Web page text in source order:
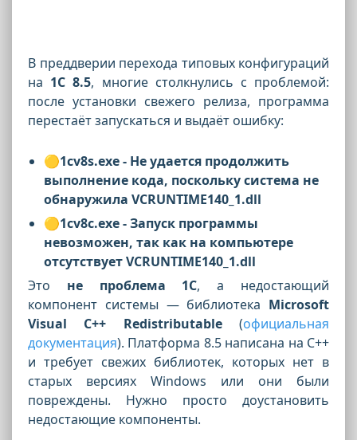
В преддверии перехода типовых конфигураций
на 1С 8.5, многие столкнулись с проблемой:
после установки свежего релиза, программа
перестаёт запускаться и выдаёт ошибку:
🟡1cv8s.exe - Не удается продолжить
выполнение кода, поскольку система не
обнаружила VCRUNTIME140_1.dll
🟡1cv8c.exe - Запуск программы
невозможен, так как на компьютере
отсутствует VCRUNTIME140_1.dll
Это не проблема 1С, а недостающий
компонент системы — библиотека Microsoft
Visual C++ Redistributable(официальная
документация). Платформа 8.5 написана на C++
и требует свежих библиотек, которых нет в
старых версиях Windows или они были
повреждены. Нужно просто доустановить
недостающие компоненты.